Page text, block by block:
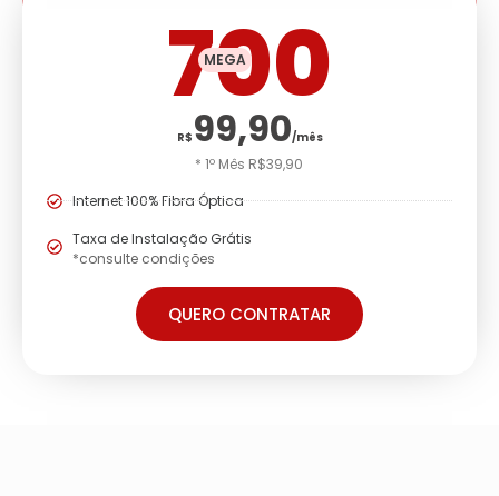
700
R$ 99,90/mês
* 1º Mês R$39,90
Internet 100% Fibra Óptica
Taxa de Instalação Grátis
*consulte condições
QUERO CONTRATAR
MEGA